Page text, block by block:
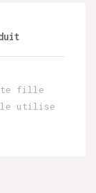
fille
utilise